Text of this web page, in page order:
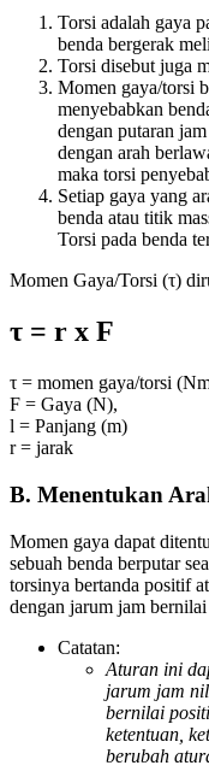
Torsi adalah gaya
benda bergerak
Torsi disebut juga
Momen gaya/torsi
menyebabkan
dengan putaran
dengan arah
maka torsi
Setiap gaya yang
benda atau titik
Torsi pada benda
Momen Gaya/Torsi (τ)
τ = r x F
τ = momen gaya/torsi
F = Gaya (N),
l = Panjang (m)
r = jarak
B. Menentukan
Momen gaya dapat
sebuah benda berputar
torsinya bertanda positif
dengan jarum jam
Catatan:
Aturan ini
jarum jam
bernilai
ketentuan,
berubah